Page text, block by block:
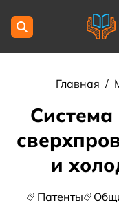
Главная /
и
Патенты